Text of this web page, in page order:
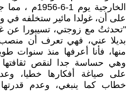
الخارجية يوم
على أن، غولدا مائير ستخلفه في
"تحدثتُ مع زوجتي، تسيبورا عن
بديلا عني، فهي تعرف أن منصب
منها، فأنا أعرفها منذ سنوات
وهي حساسة جدا لنقص ثقافتها
على صياغة أفكارها خطيا،
خطاب كما ينبغي، وعدم